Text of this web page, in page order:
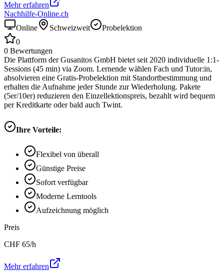
Mehr erfahren
Nachhilfe-Online.ch
Online
Schweizweit
Probelektion
0
0 Bewertungen
Die Plattform der Gusanitos GmbH bietet seit 2020 individuelle 1:1-
Sessions (45 min) via Zoom. Lernende wählen Fach und Tutor:in,
absolvieren eine Gratis-Probelektion mit Standortbestimmung und
erhalten die Aufnahme jeder Stunde zur Wiederholung. Pakete
(5er/10er) reduzieren den Einzellektionspreis, bezahlt wird bequem
per Kreditkarte oder bald auch Twint.
Ihre Vorteile:
Flexibel von überall
Günstige Preise
Sofort verfügbar
Moderne Lerntools
Aufzeichnung möglich
Preis
CHF 65/h
Mehr erfahren